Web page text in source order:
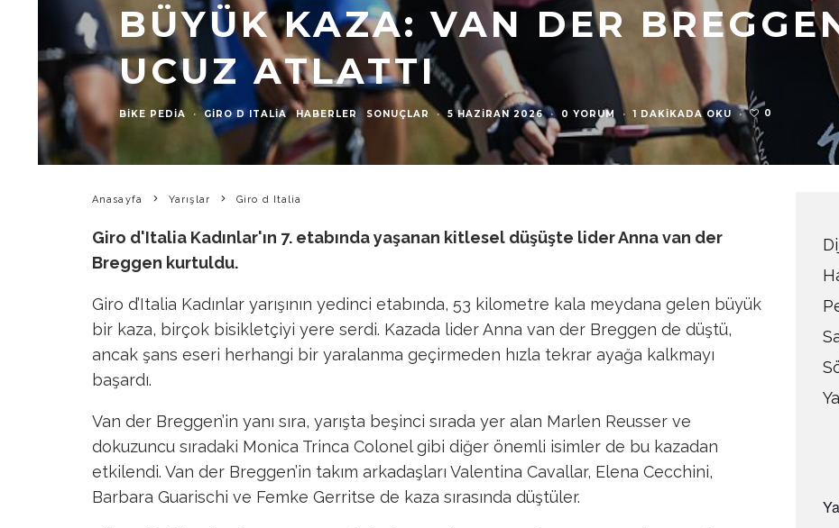
BÜYÜK KAZA: VAN DER
UCUZ ATLATTI
BIKE PEDIA · GIRO D ITALIA HABERLER SONUÇLAR · 5 HAZIRAN 2026 · 0 YORUM · 1 DAKIKADA OKU · 0
Anasayfa Yarışlar Giro d Italia
Giro d'Italia Kadınlar'ın 7. etabında yaşanan kitlesel düşüşte lider Anna van der
Breggen kurtuldu.
Giro d’Italia Kadınlar yarışının yedinci etabında, 53 kilometre kala meydana gelen büyük
bir kaza, birçok bisikletçiyi yere serdi. Kazada lider Anna van der Breggen de düştü,
ancak şans eseri herhangi bir yaralanma geçirmeden hızla tekrar ayağa kalkmayı
başardı.
Van der Breggen’in yanı sıra, yarışta beşinci sırada yer alan Marlen Reusser ve
dokuzuncu sıradaki Monica Trinca Colonel gibi diğer önemli isimler de bu kazadan
etkilendi. Van der Breggen’in takım arkadaşları Valentina Cavallar, Elena Cecchini,
Barbara Guarischi ve Femke Gerritse de kaza sırasında düştüler.